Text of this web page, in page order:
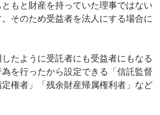
もと財産を持っていた理事ではない
そのため受益者を法人にする場合に
たように受託者にも受益者にもなる
を行ったから設定できる「信託監督
権者」「残余財産帰属権利者」など